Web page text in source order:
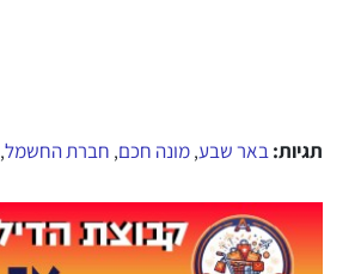
תגיות:באר שבע,מונה חכם, חברת החשמל,